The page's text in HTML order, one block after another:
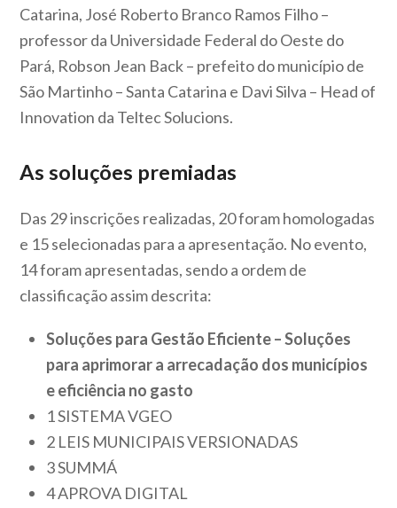
Catarina, José Roberto Branco Ramos Filho –
professor da Universidade Federal do Oeste do
Pará, Robson Jean Back – prefeito do município de
São Martinho – Santa Catarina e Davi Silva – Head of
Innovation da Teltec Solucions.
As soluções premiadas
Das 29 inscrições realizadas, 20 foram homologadas
e 15 selecionadas para a apresentação. No evento,
14 foram apresentadas, sendo a ordem de
classificação assim descrita:
Soluções para Gestão Eficiente – Soluções
para aprimorar a arrecadação dos municípios
e eficiência no gasto
1 SISTEMA VGEO
2 LEIS MUNICIPAIS VERSIONADAS
3 SUMMÁ
4 APROVA DIGITAL